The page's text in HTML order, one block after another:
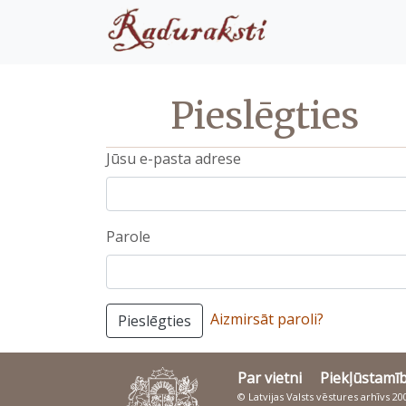
Pieslēgties
Jūsu e-pasta adrese
Parole
Pieslēgties Aizmirsāt paroli?
Par vietni
© Latvijas Valsts vēstures arhīvs